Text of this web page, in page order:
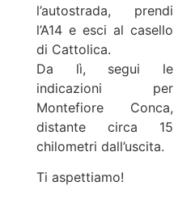
l’autostrada, prendi
l’A14 e esci al casello
di Cattolica.
Da lì, segui le
indicazioni per
Montefiore Conca,
distante circa 15
chilometri dall’uscita.
Ti aspettiamo!